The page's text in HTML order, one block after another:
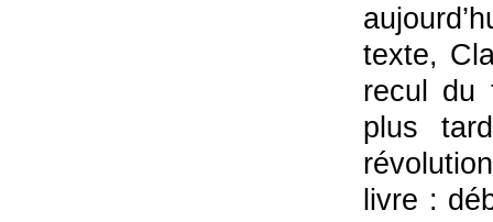
texte,
recul du
plus
livre :